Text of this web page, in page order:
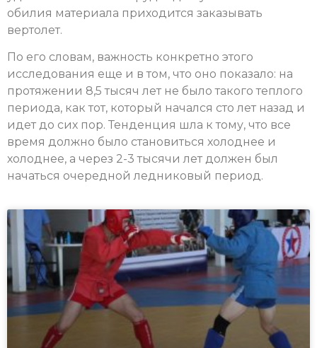
обилия материала приходится заказывать
вертолет.
По его словам, важность конкретно этого
исследования еще и в том, что оно показало: на
протяжении 8,5 тысяч лет не было такого теплого
периода, как тот, который начался сто лет назад и
идет до сих пор. Тенденция шла к тому, что все
время должно было становиться холоднее и
холоднее, а через 2-3 тысячи лет должен был
начаться очередной ледниковый период.